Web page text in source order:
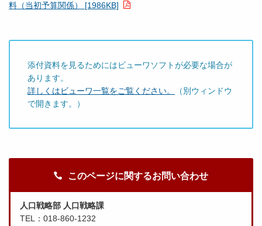
料（当初予算関係） [1986KB]
添付資料を見るためにはビューワソフトが必要な場合が
あります。
詳しくはビューワ一覧をご覧ください。
（別ウィンドウ
で開きます。）
このページに関するお問い合わせ
人口戦略部 人口戦略課
TEL：018-860-1232